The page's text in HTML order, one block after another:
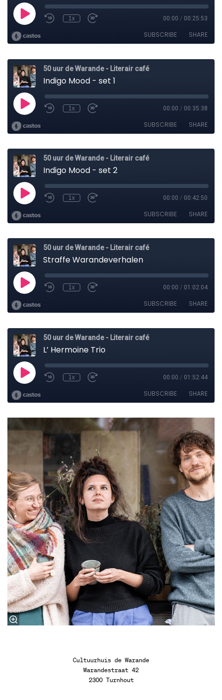
Cultuurhuis de Warande
Warandestraat 42
2300 Turnhout